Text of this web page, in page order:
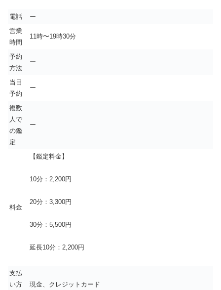
電話
ー
営業
時間
11時〜19時30分
予約
方法
ー
当日
予約
ー
複数
人で
の鑑
定
ー
料金
【鑑定料金】
10分：2,200円
20分：3,300円
30分：5,500円
延長10分：2,200円
支払
い方
現金、クレジットカード